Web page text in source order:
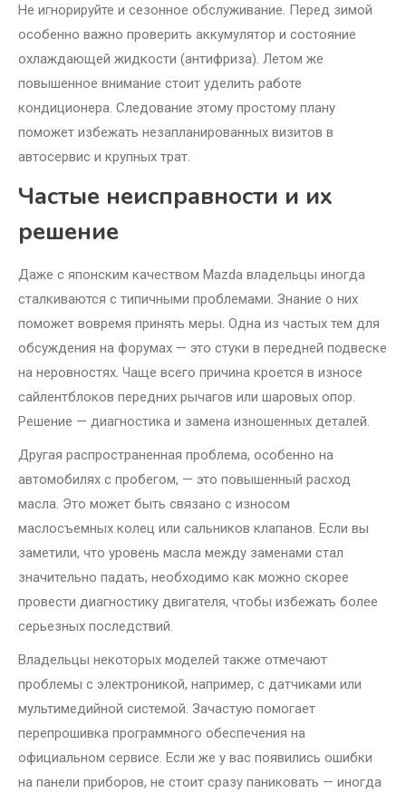
Не игнорируйте и сезонное обслуживание. Перед зимой
особенно важно проверить аккумулятор и состояние
охлаждающей жидкости (антифриза). Летом же
повышенное внимание стоит уделить работе
кондиционера. Следование этому простому плану
поможет избежать незапланированных визитов в
автосервис и крупных трат.
Частые неисправности и их
решение
Даже с японским качеством Mazda владельцы иногда
сталкиваются с типичными проблемами. Знание о них
поможет вовремя принять меры. Одна из частых тем для
обсуждения на форумах — это стуки в передней подвеске
на неровностях. Чаще всего причина кроется в износе
сайлентблоков передних рычагов или шаровых опор.
Решение — диагностика и замена изношенных деталей.
Другая распространенная проблема, особенно на
автомобилях с пробегом, — это повышенный расход
масла. Это может быть связано с износом
маслосъемных колец или сальников клапанов. Если вы
заметили, что уровень масла между заменами стал
значительно падать, необходимо как можно скорее
провести диагностику двигателя, чтобы избежать более
серьезных последствий.
Владельцы некоторых моделей также отмечают
проблемы с электроникой, например, с датчиками или
мультимедийной системой. Зачастую помогает
перепрошивка программного обеспечения на
официальном сервисе. Если же у вас появились ошибки
на панели приборов, не стоит сразу паниковать — иногда